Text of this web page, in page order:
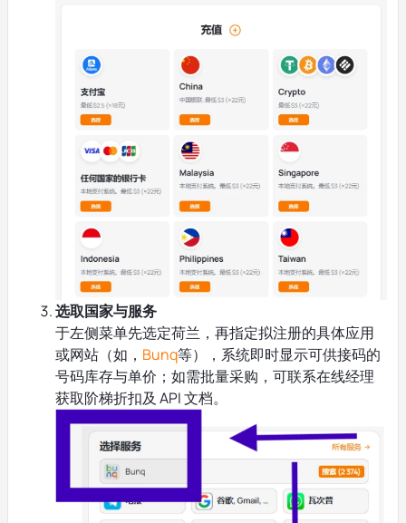
选取国家与服务
于左侧菜单先选定荷兰，再指定拟注册的具体应用
或网站（如， Bunq等），系统即时显示可供接码的
号码库存与单价；如需批量采购，可联系在线经理
获取阶梯折扣及 API 文档。